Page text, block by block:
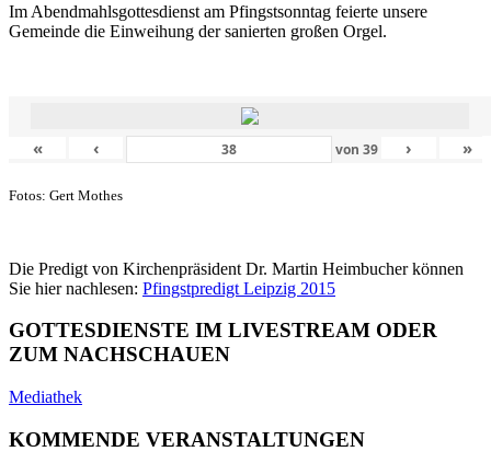
Im Abendmahlsgottesdienst am Pfingstsonntag feierte unsere
Gemeinde die Einweihung der sanierten großen Orgel.
« ‹ von39 › »
Fotos: Gert Mothes
Die Predigt von Kirchenpräsident Dr. Martin Heimbucher können
Sie hier nachlesen: Pfingstpredigt Leipzig 2015
GOTTESDIENSTE IM LIVESTREAM ODER
ZUM NACHSCHAUEN
Mediathek
KOMMENDE VERANSTALTUNGEN